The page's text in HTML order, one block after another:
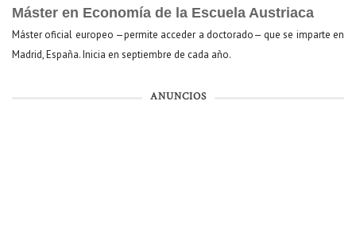
Máster en Economía de la Escuela Austriaca
Máster oficial europeo —permite acceder a doctorado— que se imparte en
Madrid, España. Inicia en septiembre de cada año.
ANUNCIOS